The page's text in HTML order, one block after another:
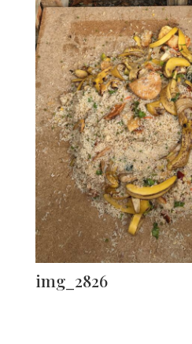
img_2826